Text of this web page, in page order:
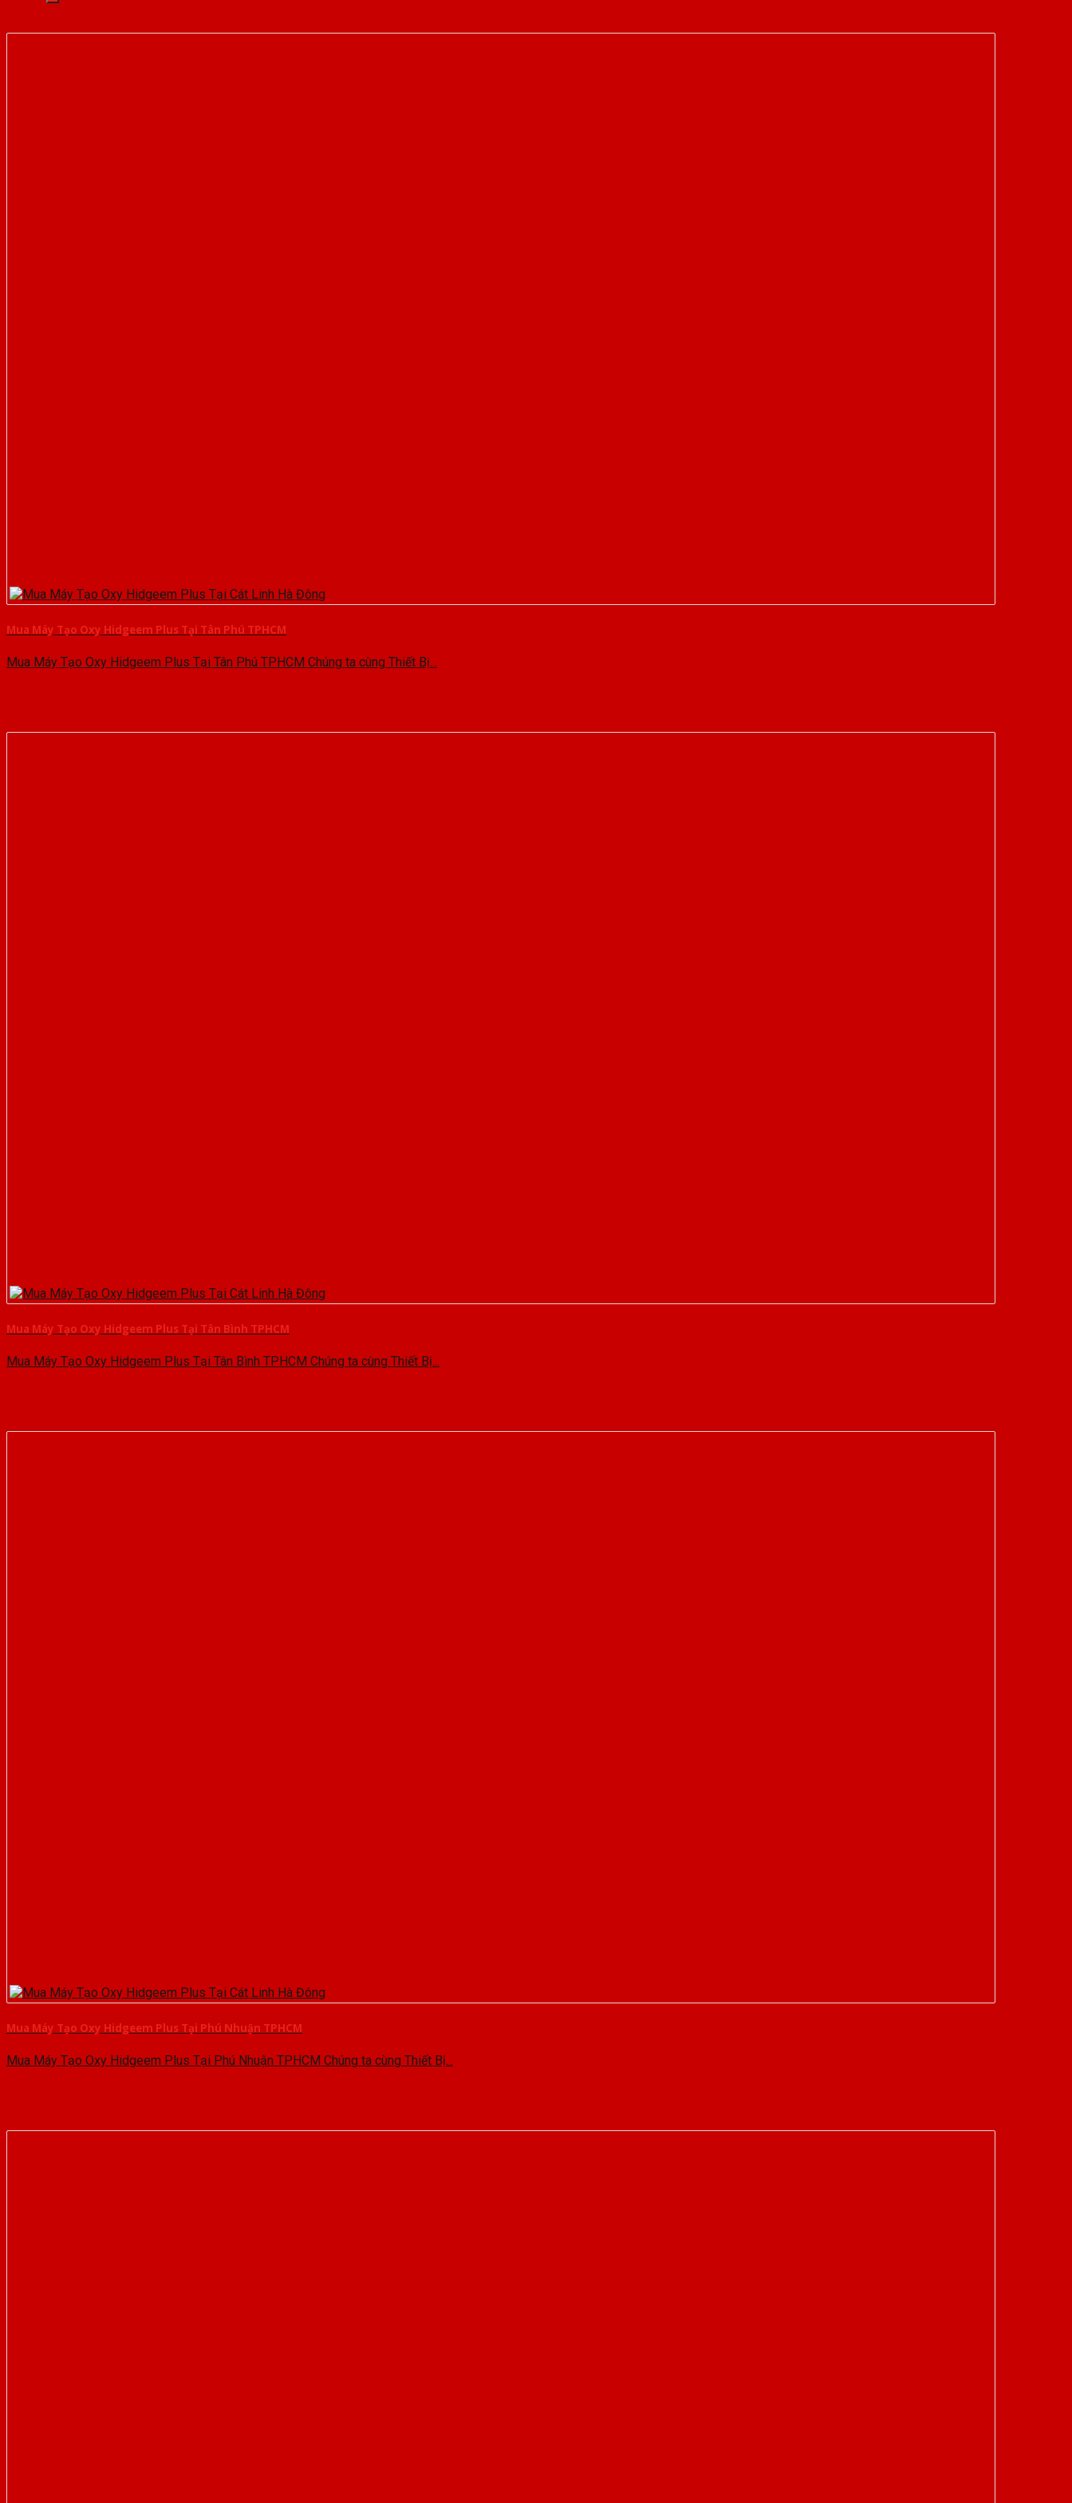
Mua Máy Tạo Oxy Hidgeem Plus Tại Tân Phú TPHCM
Mua Máy Tạo Oxy Hidgeem Plus Tại Tân Phú TPHCM Chúng ta cùng Thiết Bị...
Mua Máy Tạo Oxy Hidgeem Plus Tại Tân Bình TPHCM
Mua Máy Tạo Oxy Hidgeem Plus Tại Tân Bình TPHCM Chúng ta cùng Thiết Bị...
Mua Máy Tạo Oxy Hidgeem Plus Tại Phú Nhuận TPHCM
Mua Máy Tạo Oxy Hidgeem Plus Tại Phú Nhuận TPHCM Chúng ta cùng Thiết Bị...